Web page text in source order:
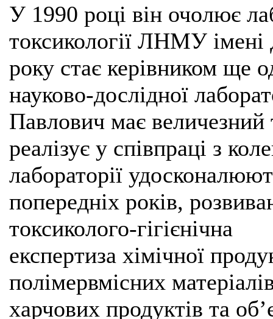
У 1990 році він очолює
токсикології ЛНМУ
року стає керівником ще
науково-дослідної
Павлович має величезний
реалізує у співпраці з
лабораторії
попередніх років,
токсиколого-гігієнічна
експертиза хімічної
полімервмісних
харчових продуктів та